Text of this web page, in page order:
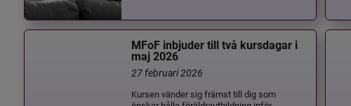
MFoF inbjuder till två kursdagar i
maj 2026
27 februari 2026
Kursen vänder sig främst till dig som